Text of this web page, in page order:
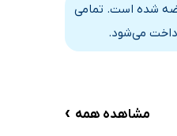
شده است. تمامی
می‌شود.
مشاهده همه ›